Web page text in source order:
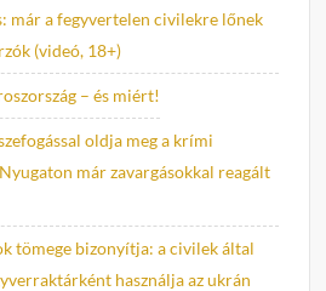
már a fegyvertelen civilekre lőnek
(videó, 18+)
– és miért!
oldja meg a krími
már zavargásokkal reagált
tömege bizonyítja: a civilek által
használja az ukrán